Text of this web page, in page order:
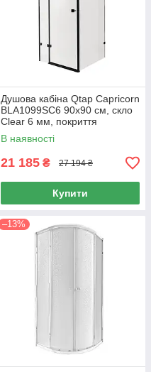
Душова кабіна Qtap Capricorn
BLA1099SC6 90x90 см, скло
Clear 6 мм, покриття
CalcLess без піддона
В наявності
21 185 ₴ 27 194 ₴
Купити
–13%